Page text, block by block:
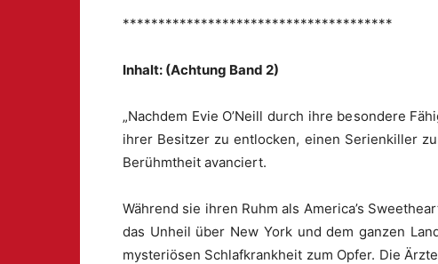
**************************************
Inhalt: (Achtung Band 2)
„Nachdem Evie O’Neill durch ihre besondere
ihrer Besitzer zu entlocken, einen Serienkiller
Berühmtheit avanciert.
Während sie ihren Ruhm als America’s
das Unheil über New York und dem ganzen
mysteriösen Schlafkrankheit zum Opfer. Die